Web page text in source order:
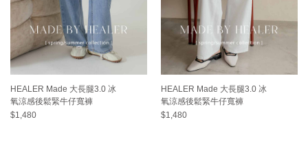
HEALER Made 大長腿3.0 冰
氧涼感後鬆緊牛仔寬褲
$1,480
HEALER Made 大長腿3.0 冰
氧涼感後鬆緊牛仔寬褲
$1,480